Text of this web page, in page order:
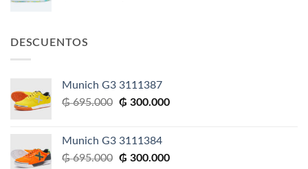
DESCUENTOS
Munich G3 3111387
₲695.000 El
era:
₲ 695.000.
₲ 300.000El
₲ 300.000.
Munich G3 3111384
₲695.000 El
₲ 300.000El